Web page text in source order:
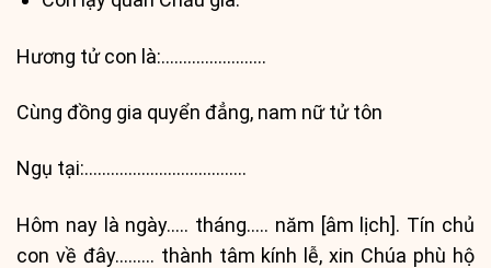
Hương tử con là:……………………
Cùng đồng gia quyển đẳng, nam nữ tử tôn
Ngụ tại:……………………………….
Hôm nay là ngày….. tháng….. năm [âm lịch]. Tín chủ
con về đây……… thành tâm kính lễ, xin Chúa phù hộ